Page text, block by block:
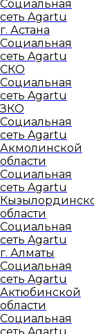
Социальная
сеть Agartu
г. Астана
Социальная
сеть Agartu
СКО
Социальная
сеть Agartu
ЗКО
Социальная
сеть Agartu
Акмолинской
области
Социальная
сеть Agartu
области
Социальная
сеть Agartu
г. Алматы
Социальная
сеть Agartu
Актюбинской
области
Социальная